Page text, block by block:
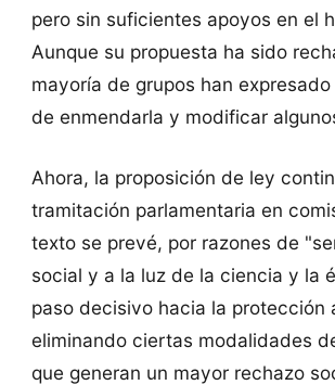
pero sin suficientes apoyos en el
Aunque su propuesta ha sido
mayoría de grupos han
de enmendarla y modificar
Ahora, la proposición de ley
tramitación parlamentaria en
texto se prevé, por razones de
social y a la luz de la ciencia y la
paso decisivo hacia la protección
eliminando ciertas modalidades
que generan un mayor rechazo